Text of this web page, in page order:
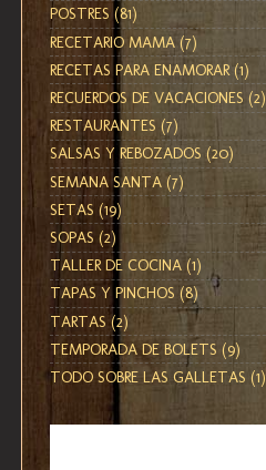
POSTRES (81)
RECETARIO MAMA (7)
RECETAS PARA ENAMORAR (1)
RECUERDOS DE VACACIONES (2)
RESTAURANTES (7)
SALSAS Y REBOZADOS (20)
SEMANA SANTA (7)
SETAS (19)
SOPAS (2)
TALLER DE COCINA (1)
TAPAS Y PINCHOS (8)
TARTAS (2)
TEMPORADA DE BOLETS (9)
TODO SOBRE LAS GALLETAS (1)